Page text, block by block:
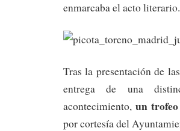
enmarcaba el acto literario.
Tras la presentación de
entrega de una
acontecimiento,un
por cortesía del